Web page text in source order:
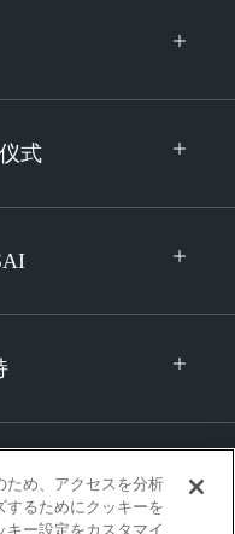
式
ため、アクセスを分析
するためにクッキーを
ー設定をカスタマイ